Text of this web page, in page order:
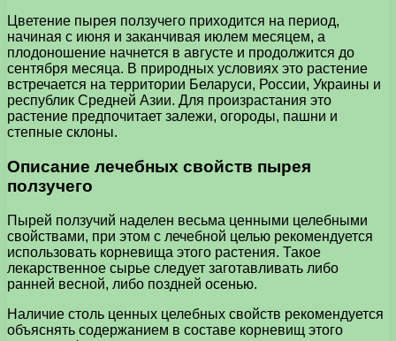
Цветение пырея ползучего приходится на период,
начиная с июня и заканчивая июлем месяцем, а
плодоношение начнется в августе и продолжится до
сентября месяца. В природных условиях это растение
встречается на территории Беларуси, России, Украины и
республик Средней Азии. Для произрастания это
растение предпочитает залежи, огороды, пашни и
степные склоны.
Описание лечебных свойств пырея
ползучего
Пырей ползучий наделен весьма ценными целебными
свойствами, при этом с лечебной целью рекомендуется
использовать корневища этого растения. Такое
лекарственное сырье следует заготавливать либо
ранней весной, либо поздней осенью.
Наличие столь ценных целебных свойств рекомендуется
объяснять содержанием в составе корневищ этого